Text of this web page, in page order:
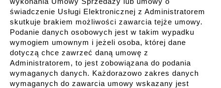
świadczenie Usługi Elektronicznej z Administratorem
skutkuje brakiem możliwości zawarcia tejże umowy.
Podanie danych osobowych jest w takim wypadku
wymogiem umownym i jeżeli osoba, której dane
dotyczą chce zawrzeć daną umowę z
Administratorem, to jest zobowiązana do podania
wymaganych danych. Każdorazowo zakres danych
wymaganych do zawarcia umowy wskazany jest